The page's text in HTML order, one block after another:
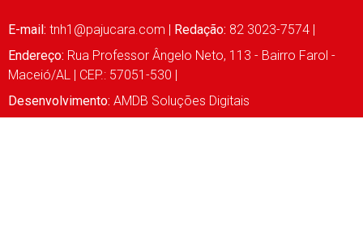
E-mail: tnh1@pajucara.com Redação: 82 3023-7574 |
Endereço: Rua Professor Ângelo Neto, 113 - Bairro Farol -
Maceió/AL | CEP.: 57051-530 |
Desenvolvimento: AMDB Soluções Digitais